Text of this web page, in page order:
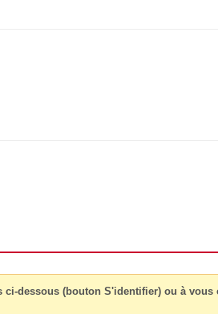
dessous (bouton S'identifier) ou à vous